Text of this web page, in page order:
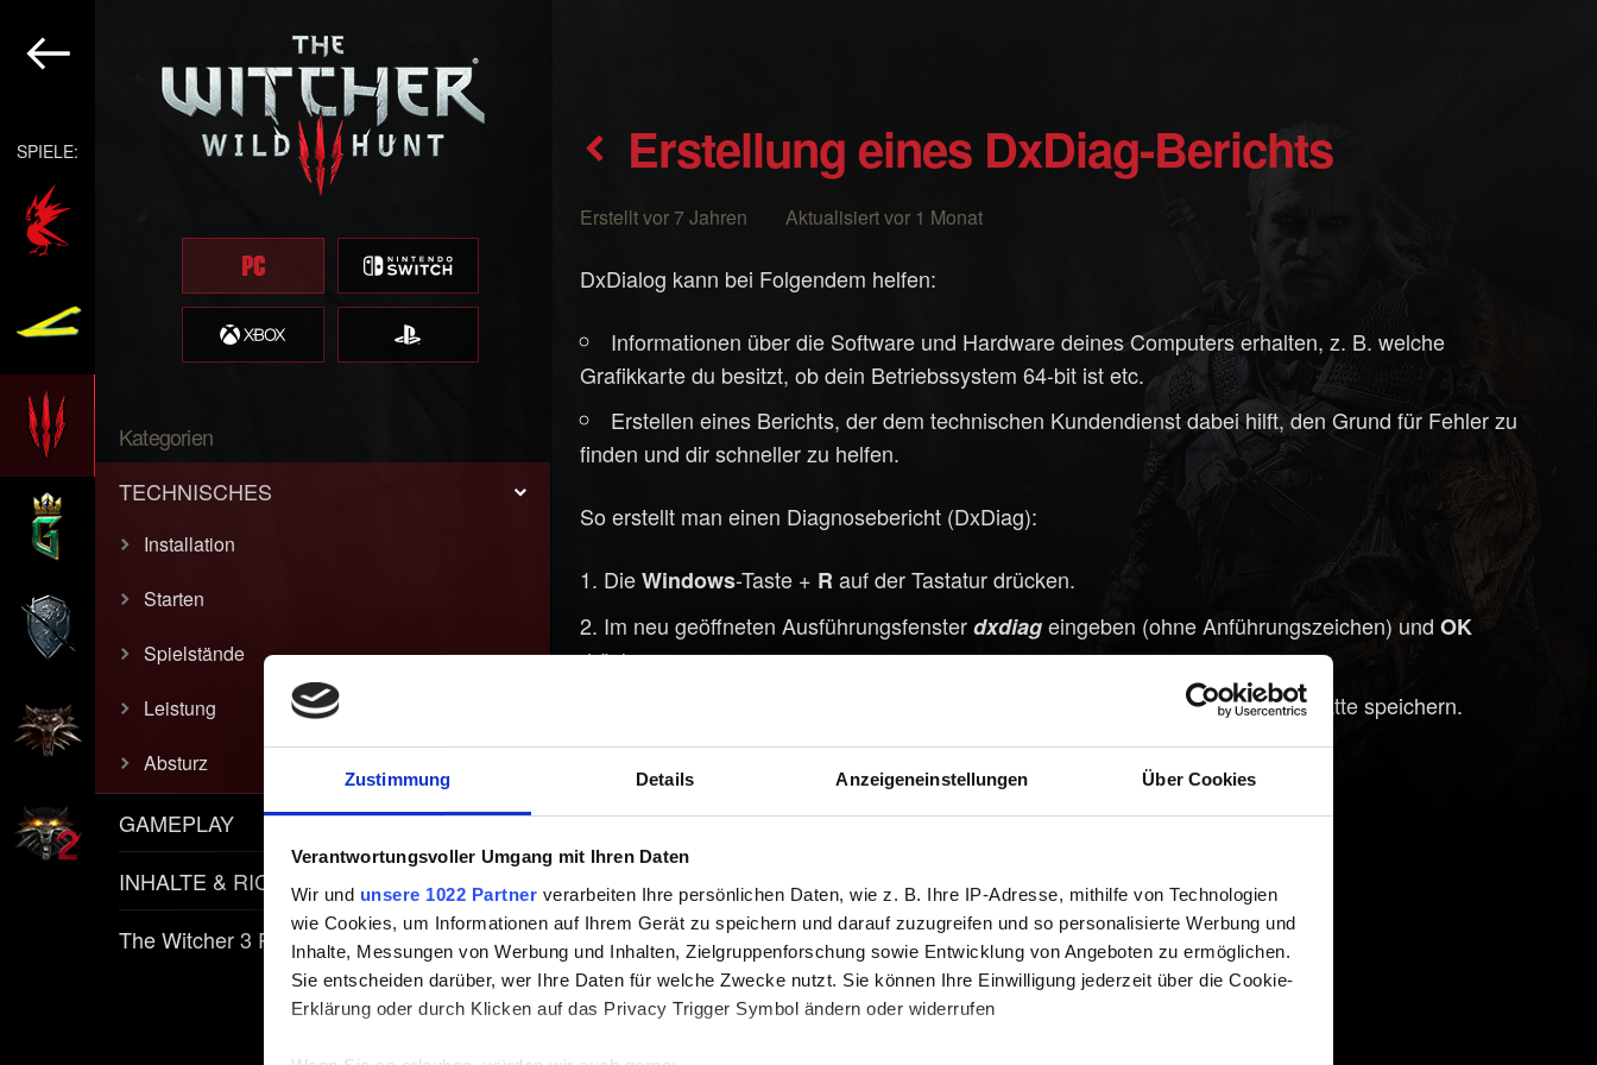
Zustimmung Details Anzeigeneinstellungen Über Cookies
Verantwortungsvoller Umgang mit Ihren Daten
Wir und unsere 1022 Partner verarbeiten Ihre persönlichen Daten, wie z. B. Ihre IP-Adresse, mithilfe von Technologien
wie Cookies, um Informationen auf Ihrem Gerät zu speichern und darauf zuzugreifen und so personalisierte Werbung und
Inhalte, Messungen von Werbung und Inhalten, Zielgruppenforschung sowie Entwicklung von Angeboten zu ermöglichen.
Sie entscheiden darüber, wer Ihre Daten für welche Zwecke nutzt. Sie können Ihre Einwilligung jederzeit über die Cookie-
Erklärung oder durch Klicken auf das Privacy Trigger Symbol ändern oder widerrufen
SPIELE:
Kategorien
TECHNISCHES
Installation
Starten
Spielstände
Leistung
Absturz
GAMEPLAY
INHALTE & RICHTLINIEN
The Witcher 3 REDkit
Erstellung eines DxDiag-Berichts
Erstellt vor 7 Jahren Aktualisiert vor 1 Monat
DxDialog kann bei Folgendem helfen:
Informationen über die Software und Hardware deines Computers erhalten, z. B. welche
Grafikkarte du besitzt, ob dein Betriebssystem 64-bit ist etc.
Erstellen eines Berichts, der dem technischen Kundendienst dabei hilft, den Grund für Fehler zu
finden und dir schneller zu helfen.
So erstellt man einen Diagnosebericht (DxDiag):
DieWindows-Taste + R auf der Tastatur drücken.
Im neu geöffneten Ausführungsfensterdxdiageingeben (ohne Anführungszeichen) undOK
drücken.
klicken und die Datei auf deiner Festplatte speichern.
Verlassenanklicken, um das DirectX-Diagnose-Tool zu beenden.